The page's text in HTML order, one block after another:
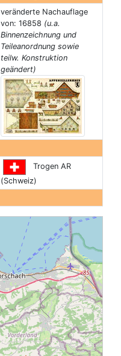
veränderte Nachauflage
von: 16858 (u.a.
Binnenzeichnung und
Teileanordnung sowie
teilw. Konstruktion
geändert)
Trogen AR
(Schweiz)